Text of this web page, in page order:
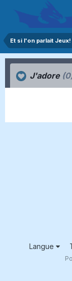
Et si l'on parlait Jeux!
J'adore
Langue